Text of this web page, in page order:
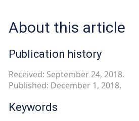
About this article
Publication history
Received: September 24, 2018.
Published: December 1, 2018.
Keywords